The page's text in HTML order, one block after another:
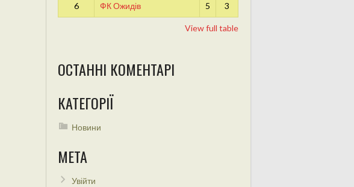
6 ФК Ожидів 5 3
View full table
ОСТАННІ КОМЕНТАРІ
КАТЕГОРІЇ
Новини
МЕТА
Увійти